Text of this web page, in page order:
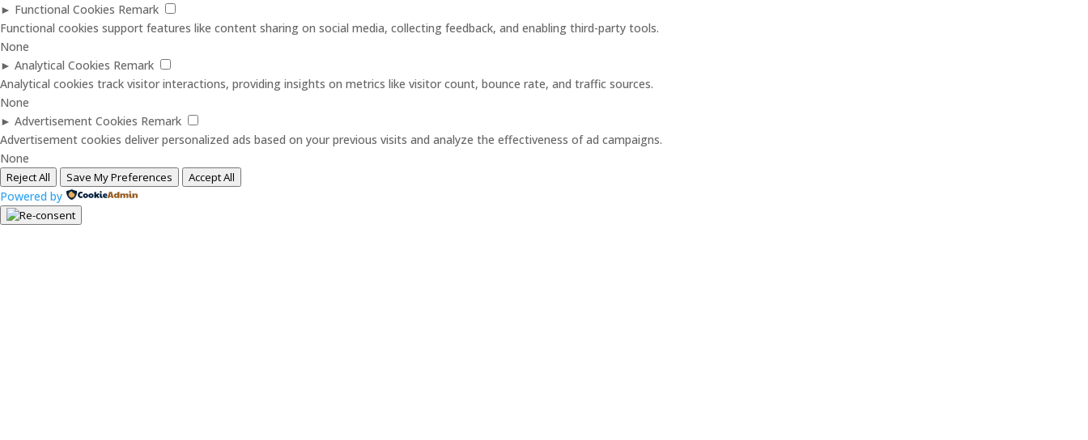
► Functional Cookies Remark
Functional cookies support features like content sharing on social media, collecting feedback, and enabling third-party tools.
None
► Analytical Cookies Remark
Analytical cookies track visitor interactions, providing insights on metrics like visitor count, bounce rate, and traffic sources.
None
► Advertisement Cookies Remark
Advertisement cookies deliver personalized ads based on your previous visits and analyze the effectiveness of ad campaigns.
None
Reject All Save My Preferences Accept All
Powered by